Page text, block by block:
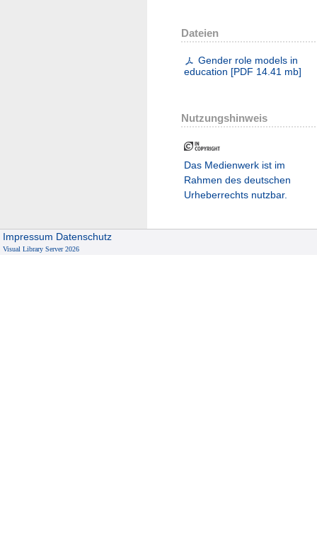
Dateien
Gender role models in
education [PDF 14.41 mb]
Nutzungshinweis
Das Medienwerk ist im
Rahmen des deutschen
Urheberrechts nutzbar.
Impressum Datenschutz
Visual Library Server 2026